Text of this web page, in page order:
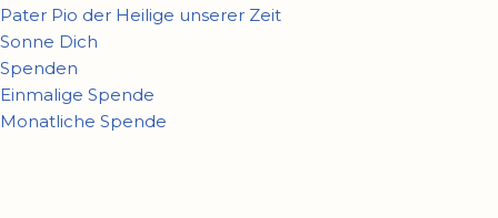
Pater Pio der Heilige unserer Zeit
Sonne Dich
Spenden
Einmalige Spende
Monatliche Spende